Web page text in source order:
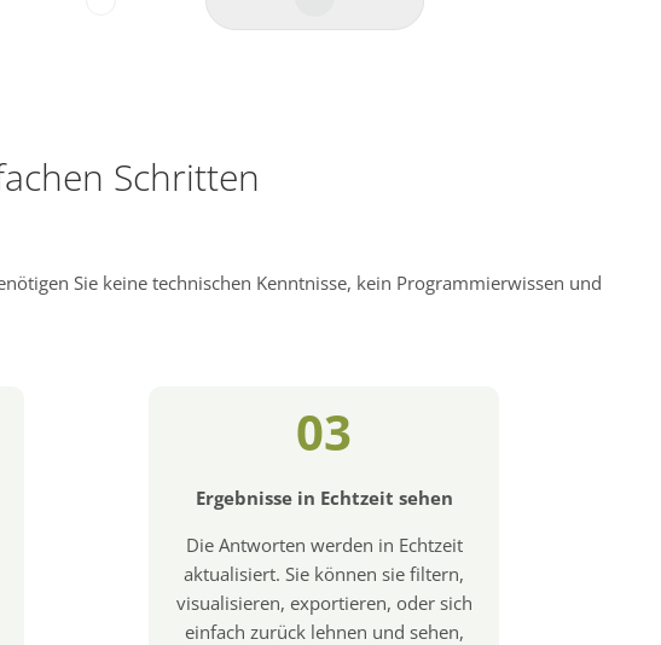
Schritten
Sie keine technischen Kenntnisse, kein Programmierwissen und
03
Ergebnisse in Echtzeit sehen
Die Antworten werden in Echtzeit
aktualisiert. Sie können sie filtern,
visualisieren, exportieren, oder sich
einfach zurück lehnen und sehen,